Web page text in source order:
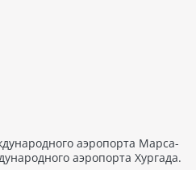
аэропорта Марса-
аэропорта Хургада.